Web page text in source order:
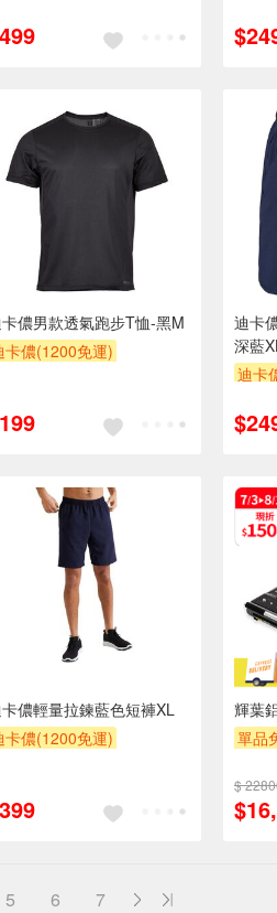
儂男款透氣跑步T恤-黑M
卡儂(1200免運)
迪卡
深藍
迪卡
儂輕量拉鍊藍色短褲XL
卡儂(1200免運)
輝葉
單品
$
5 6 7